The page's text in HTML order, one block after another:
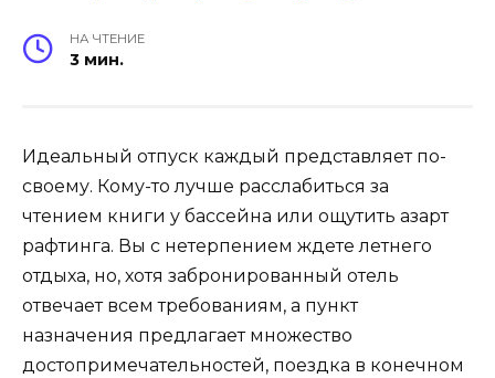
НА ЧТЕНИЕ
3 мин.
Идеальный отпуск каждый представляет по-
своему. Кому-то лучше расслабиться за
чтением книги у бассейна или ощутить азарт
рафтинга. Вы с нетерпением ждете летнего
отдыха, но, хотя забронированный отель
отвечает всем требованиям, а пункт
назначения предлагает множество
достопримечательностей, поездка в конечном